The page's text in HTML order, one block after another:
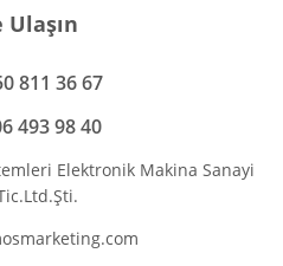
Ulaşın
811 36 67
493 98 40
Elektronik Makina Sanayi